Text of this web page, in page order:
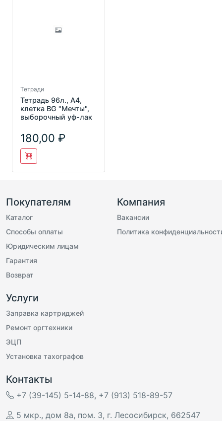
Тетради
Тетрадь 96л., А4,
клетка BG "Мечты",
выборочный уф-лак
180,00
Покупателям
Каталог
Способы оплаты
Юридическим лицам
Гарантия
Возврат
Компания
Вакансии
Политика
Услуги
Заправка картриджей
Ремонт оргтехники
ЭЦП
Установка тахографов
Контакты
+7 (39-145) 5-14-88, +7 (913) 518-89-57
5 мкр., дом 8а, пом. 3, г. Лесосибирск, 662547